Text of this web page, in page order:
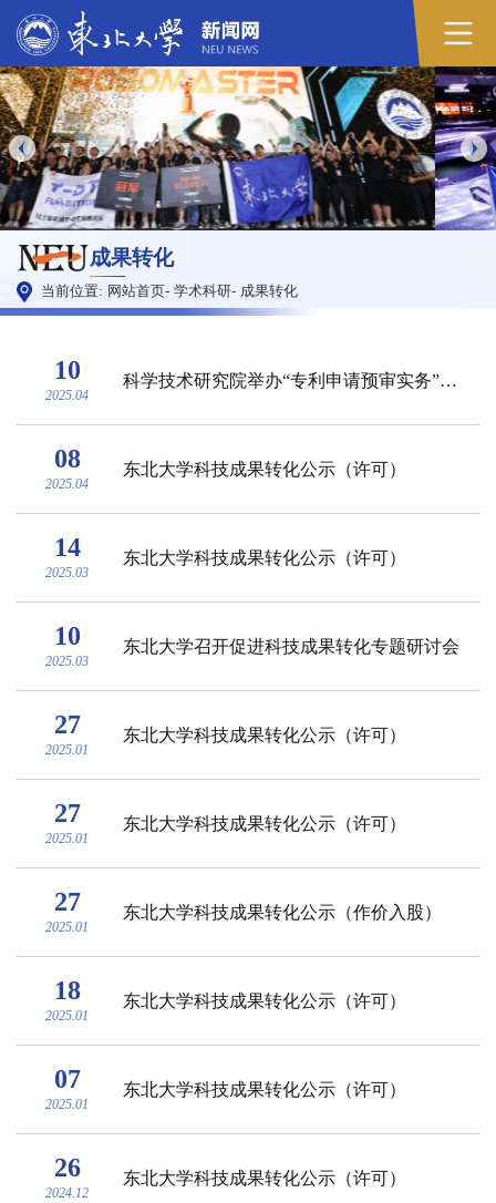
成果转化
当前位置: 网站首页- 学术科研- 成果转化
10
2025.04
科学技术研究院举办“专利申请预审实务”专场讲座
08
2025.04
东北大学科技成果转化公示（许可）
14
2025.03
东北大学科技成果转化公示（许可）
10
2025.03
东北大学召开促进科技成果转化专题研讨会
27
2025.01
东北大学科技成果转化公示（许可）
27
2025.01
东北大学科技成果转化公示（许可）
27
2025.01
东北大学科技成果转化公示（作价入股）
18
2025.01
东北大学科技成果转化公示（许可）
07
2025.01
东北大学科技成果转化公示（许可）
26
2024.12
东北大学科技成果转化公示（许可）